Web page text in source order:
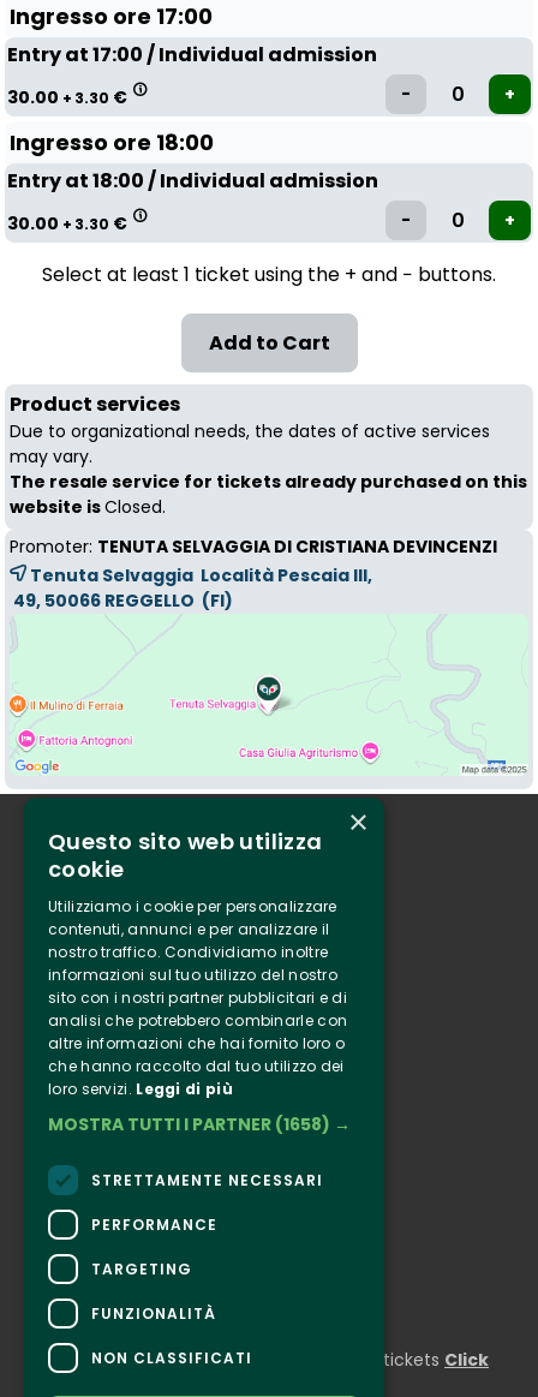
Ingresso ore 17:00
Entry at 17:00 / Individual admission
30.00 + 3.30 €
Ingresso ore 18:00
Entry at 18:00 / Individual admission
30.00 + 3.30 €
Select at least 1 ticket using the + and − buttons.
Product services
Due to organizational needs, the dates of active services
may vary.
The resale service for tickets already purchased on this
website isClosed.
Promoter: TENUTA SELVAGGIA DI CRISTIANA DEVINCENZI
Tenuta Selvaggia Località Pescaia III,
49, 50066 REGGELLO (FI)
Who we are
Tenuta Selvaggia
Contacts
Online ticketing
Clappit
Information
Follow Us
Facebook
Connect
CONTACTS
For information and support in purchasing tickets Click
×
Questo sito web utilizza
cookie
Utilizziamo i cookie per personalizzare
contenuti, annunci e per analizzare il
nostro traffico. Condividiamo inoltre
informazioni sul tuo utilizzo del nostro
sito con i nostri partner pubblicitari e di
analisi che potrebbero combinarle con
altre informazioni che hai fornito loro o
che hanno raccolto dal tuo utilizzo dei
loro servizi. Leggi di più
MOSTRA TUTTI I PARTNER (1658) →
STRETTAMENTE NECESSARI
PERFORMANCE
TARGETING
FUNZIONALITÀ
NON CLASSIFICATI